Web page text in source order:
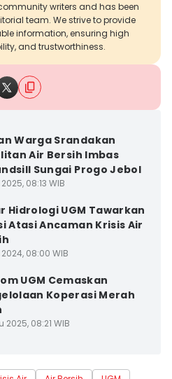
writers and has been
team. We strive to provide
information, ensuring high
and trustworthiness.
Warga Srandakan
Air Bersih Imbas
Sungai Progo Jebol
08:13 WIB
Hidrologi UGM Tawarkan
Atasi Ancaman Krisis Air
2024, 08:00 WIB
UGM Cemaskan
Koperasi Merah
2025, 08:21 WIB